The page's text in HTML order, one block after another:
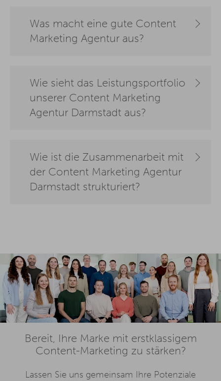
Was macht eine gute Content
Marketing Agentur aus?
Wie sieht das Leistungsportfolio
unserer Content Marketing
Agentur Darmstadt aus?
Wie ist die Zusammenarbeit mit
der Content Marketing Agentur
Darmstadt strukturiert?
Bereit, Ihre Marke mit erstklassigem
Content-Marketing zu stärken?
Lassen Sie uns gemeinsam Ihre Potenziale